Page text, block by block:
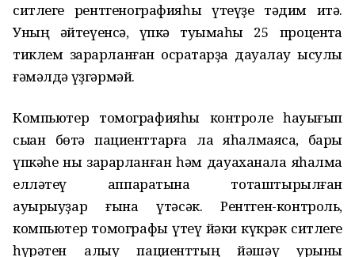
ситлеге рентгенографияһы үтеүҙе тәҡдим итә.
Уның әйтеүенсә, үпкә туҡымаһы 25 процентҡа
тиклем зарарланған осраҡтарҙа дауалау ысулы
ғәмәлдә үҙгәрмәй.
Компьютер томографияһы контроле һауығып
сыҡҡан бөтә пациенттарға ла яһалмаясаҡ, бары
үпкәһе ныҡ зарарланған һәм дауаханала яһалма
елләтеү аппаратына тоташтырылған
ауырыуҙар ғына үтәсәк. Рентген-контроль,
компьютер томографы үтеү йәки күкрәк ситлеге
һүрәтен алыу пациенттың йәшәү урыны